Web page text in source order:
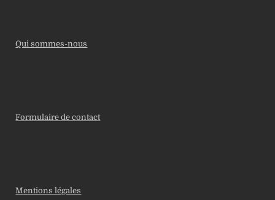
Qui sommes-nous
Formulaire de contact
Mentions légales